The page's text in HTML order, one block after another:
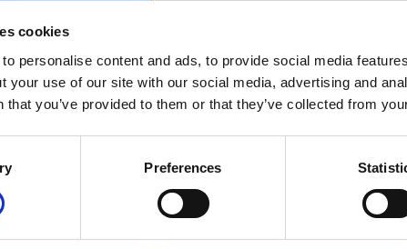
cookies
personalise content and ads, to provide social media
your use of our site with our social media, advertising and
that you’ve provided to them or that they’ve collected from
Preferences
V2 Nakamichi NS-W12D